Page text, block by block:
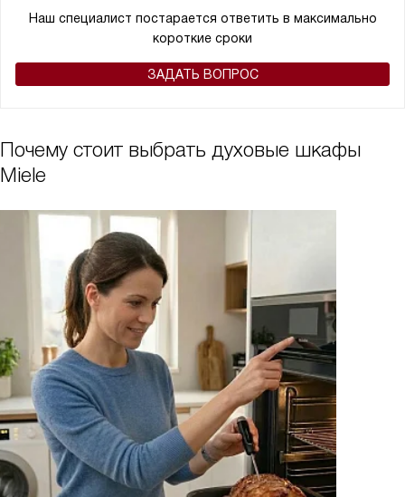
Наш специалист постарается ответить в максимально
короткие сроки
ЗАДАТЬ ВОПРОС
Почему стоит выбрать духовые шкафы
Miele